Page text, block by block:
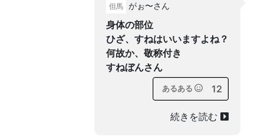
但馬 がぉ〜さん
身体の部位
ひざ、すねはいいますよね？
何故か、敬称付き
すねぼんさん
あるある 12
続きを読む